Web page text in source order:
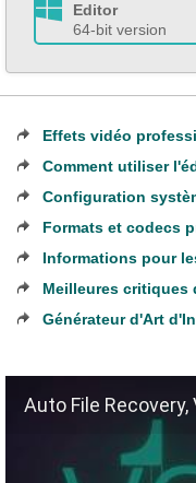
Editor
64-bit version
Effets vidéo
Comment utiliser
Configuration
Formats et codecs
Informations pour
Meilleures critiques
Générateur d'Art
Auto File Recovery,